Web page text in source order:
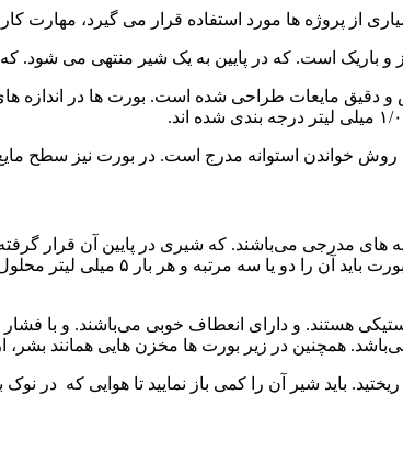
از پروژه ها مورد استفاده قرار می گیرد، مهارت
و باریک است. که در پایین به یک شیر منتهی می
روش خواندن استوانه مدرج است. در بورت نیز سطح
مدرجی می‌باشند. که شیری در پایین آن قرار گرفته
باشید این است که قبل از
هستند. و دارای انعطاف خوبی می‌باشند. و با
همچنین در زیر بورت ها مخزن هایی همانند بشر،
ریختید. باید شیر آن را کمی باز نمایید تا هوایی